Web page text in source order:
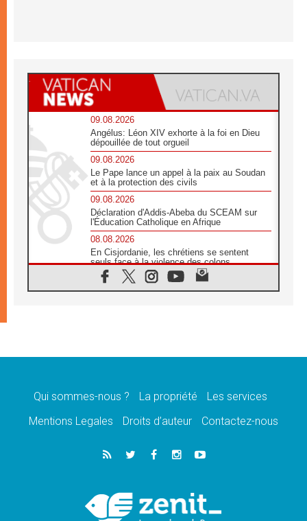
09.08.2026
Angélus: Léon XIV exhorte à la foi en Dieu
dépouillée de tout orgueil
09.08.2026
Le Pape lance un appel à la paix au Soudan
et à la protection des civils
09.08.2026
Déclaration d'Addis-Abeba du SCEAM sur
l'Éducation Catholique en Afrique
08.08.2026
En Cisjordanie, les chrétiens se sentent
seuls face à la violence des colons
08.08.2026
Léon XIV au sanctuaire de Notre Dame du
08.08.2026
08.08.2026
catholiques
Au Bangladesh, l'Église accompagne les
Dalits sur le chemin de la dignité
Philippines: le vicariat apostolique de
Calapan devient un diocèse
Qui sommes-nous ? La propriété
Les services
Mentions Legales
Droits d’auteur Contactez-nous